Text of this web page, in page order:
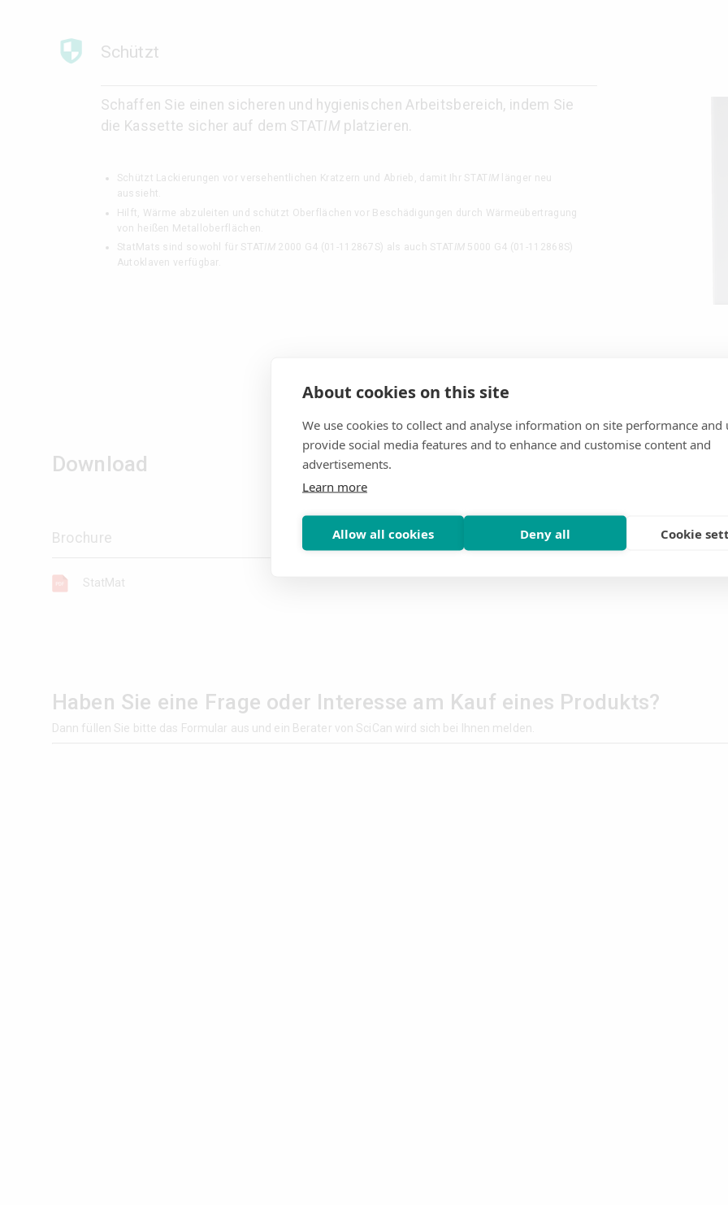
Schützt
Schaffen Sie einen sicheren und hygienischen Arbeitsbereich, indem Sie
die Kassette sicher auf dem STATIM platzieren.
Schützt Lackierungen vor versehentlichen Kratzern und Abrieb, damit Ihr STAT IM länger neu
aussieht.
Hilft, Wärme abzuleiten und schützt Oberflächen vor Beschädigungen durch Wärmeübertragung
von heißen Metalloberflächen.
StatMats sind sowohl für STAT IM 2000 G4 (01-112867S) als auch STAT IM 5000 G4 (01-112868S)
Autoklaven verfügbar.
Download
Brochure
StatMat
Haben Sie eine Frage oder Interesse am Kauf eines Produkts?
Dann füllen Sie bitte das Formular aus und ein Berater von SciCan wird sich bei Ihnen melden.
About cookies on this site
We use cookies to collect and analyse information on site performance and
provide social media features and to enhance and customise content and
advertisements.
Learn more
Allow all cookies Deny all Cookie